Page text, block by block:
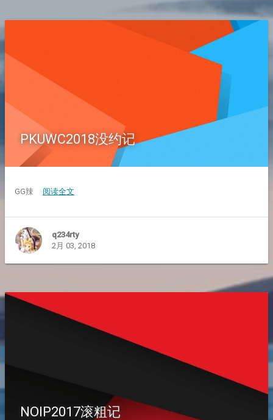
PKUWC2018没约记
GG辣 阅读全文
q234rty
2月 03, 2018
NOIP2017滚粗记